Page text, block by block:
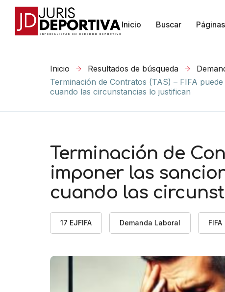
Inicio Buscar Páginas
Inicio Resultados de búsqueda
Terminación de Contratos (TAS) – FIFA
cuando las circunstancias lo justifican
Terminación de
imponer las
cuando las
17 EJFIFA Demanda Laboral FIFA